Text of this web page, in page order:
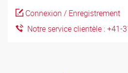
Connexion / Enregistrement
Notre service clientèle : +41-